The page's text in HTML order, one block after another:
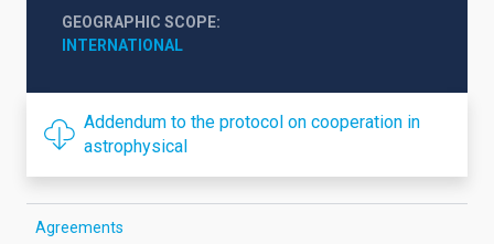
GEOGRAPHIC SCOPE
INTERNATIONAL
Addendum to the protocol on cooperation in
astrophysical
Agreements